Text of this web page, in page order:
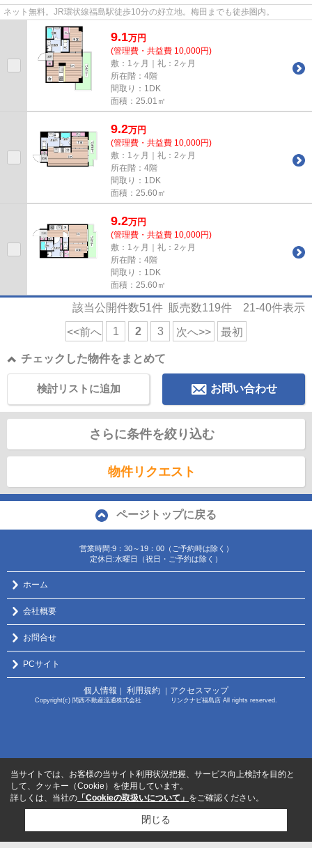
ネット無料。JR環状線福島駅徒歩10分の好立地。梅田までも徒歩圏内。
9.1万円
(管理費・共益費 10,000円)
敷：1ヶ月｜礼：2ヶ月
所在階：4階
間取り：1DK
面積：25.01㎡
9.2万円
(管理費・共益費 10,000円)
敷：1ヶ月｜礼：2ヶ月
所在階：4階
間取り：1DK
面積：25.60㎡
9.2万円
(管理費・共益費 10,000円)
敷：1ヶ月｜礼：2ヶ月
所在階：4階
間取り：1DK
面積：25.60㎡
該当公開件数51件 販売数119件 21-40件表示
<<前へ 1 2 3 次へ>> 最初
チェックした物件をまとめて
お問い合わせ
検討リストに追加
さらに条件を絞り込む
物件リクエスト
ページトップに戻る
営業時間:9：30～19：00（ご予約時は除く）
定休日:水曜日（祝日・ご予約は除く）
ホーム
会社概要
お問合せ
PCサイト
個人情報 ｜ 利用規約 ｜ アクセスマップ
Copyright(c) 関西不動産流通株式会社 リンクナビ福島店 All rights reserved.
当サイトでは、お客様の当サイト利用状況把握、サービス向上検討を目的と
して、クッキー（Cookie）を使用しています。
詳しくは、当社の 「Cookieの取扱いについて」 をご確認ください。
閉じる